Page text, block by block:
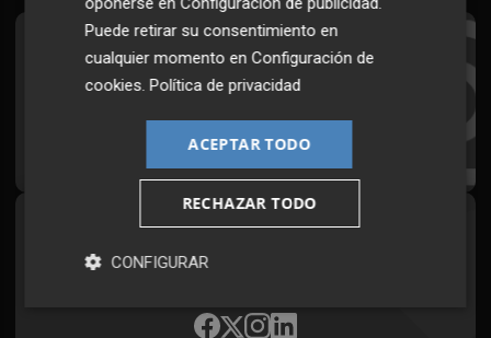
Suscríbete al Boletín
Todos los días a primera hora en tu email
¡Quiero suscribirme!
Síguenos en redes
Plaza Podcast, desde cualquier medio
Puede retirar su consentimiento en
cualquier momento enConfiguración de
cookies.Política de privacidad
ACEPTAR TODO
RECHAZAR TODO
CONFIGURAR